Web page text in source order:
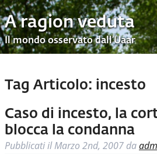
A ragion veduta
Il mondo osservato dall’Uaar
Tag Articolo: incesto
Caso di incesto, la
blocca la condanna
Pubblicati ilMarzo 2nd, 2007 da